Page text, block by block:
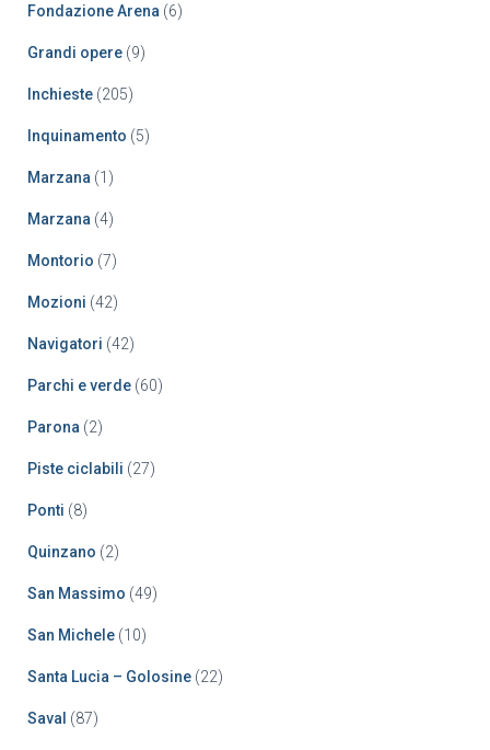
Fondazione Arena (6)
Grandi opere (9)
Inchieste (205)
Inquinamento (5)
Marzana (1)
Marzana (4)
Montorio (7)
Mozioni (42)
Navigatori (42)
Parchi e verde (60)
Parona (2)
Piste ciclabili (27)
Ponti (8)
Quinzano (2)
San Massimo (49)
San Michele (10)
Santa Lucia – Golosine (22)
Saval (87)